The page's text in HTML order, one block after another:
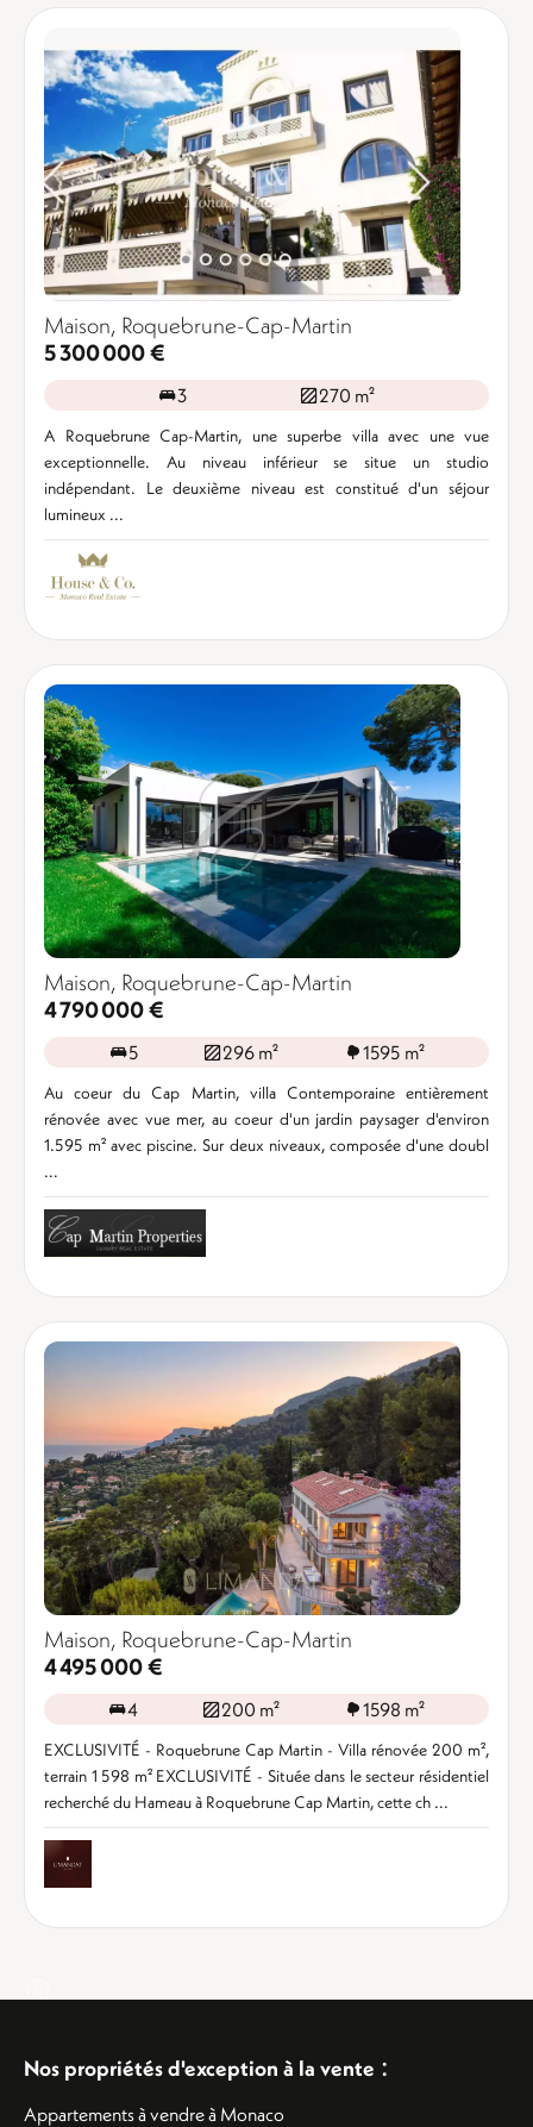
Maison, Roquebrune-Cap-Martin
5 300 000 €
3 270 m²
A Roquebrune Cap-Martin, une superbe villa avec une vue
exceptionnelle. Au niveau inférieur se situe un studio
indépendant. Le deuxième niveau est constitué d'un séjour
lumineux ...
Maison, Roquebrune-Cap-Martin
4 790 000 €
5 296 m² 1595 m²
Au coeur du Cap Martin, villa Contemporaine entièrement
rénovée avec vue mer, au coeur d'un jardin paysager d'environ
1.595 m² avec piscine. Sur deux niveaux, composée d'une doubl
...
Maison, Roquebrune-Cap-Martin
4 495 000 €
4 200 m² 1598 m²
EXCLUSIVITÉ - Roquebrune Cap Martin - Villa rénovée 200 m²,
terrain 1 598 m² EXCLUSIVITÉ - Située dans le secteur résidentiel
recherché du Hameau à Roquebrune Cap Martin, cette ch ...
Nos propriétés d'exception à la vente :
Appartements à vendre à Monaco